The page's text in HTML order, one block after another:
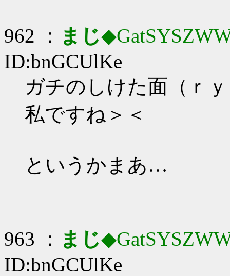
962 ： まじ
ID:bnGCUlKe
ガチのしけた面（ｒｙ
私ですね＞＜
というかまあ…
963 ： まじ
ID:bnGCUlKe